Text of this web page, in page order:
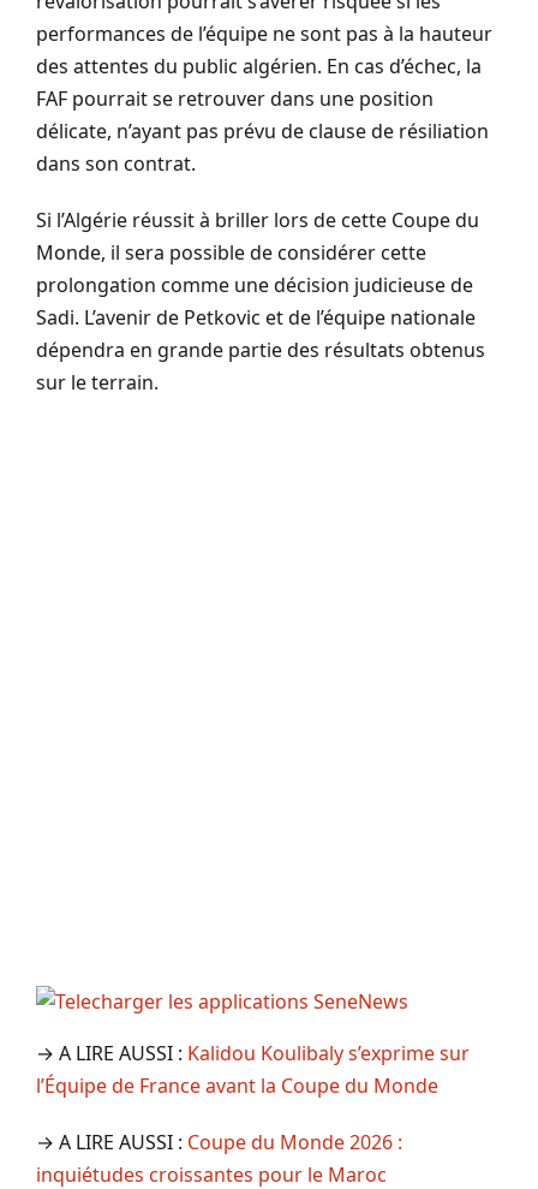
performances de l’équipe ne sont pas à la hauteur
des attentes du public algérien. En cas d’échec, la
FAF pourrait se retrouver dans une position
délicate, n’ayant pas prévu de clause de résiliation
dans son contrat.
Si l’Algérie réussit à briller lors de cette Coupe du
Monde, il sera possible de considérer cette
prolongation comme une décision judicieuse de
Sadi. L’avenir de Petkovic et de l’équipe nationale
dépendra en grande partie des résultats obtenus
sur le terrain.
→ A LIRE AUSSI : Kalidou Koulibaly s’exprime sur
l’Équipe de France avant la Coupe du Monde
→ A LIRE AUSSI : Coupe du Monde 2026 :
inquiétudes croissantes pour le Maroc